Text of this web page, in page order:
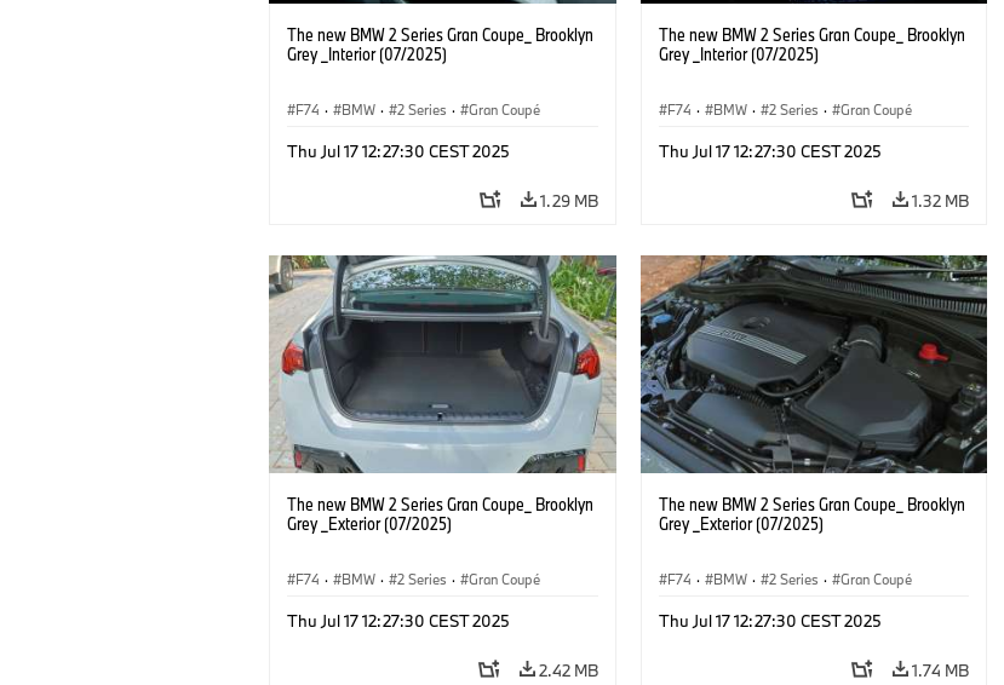
The new BMW 2 Series Gran Coupe_ Brooklyn
Grey _Interior (07/2025)
F74 · BMW · 2 Series · Gran Coupé
Thu Jul 17 12:27:30 CEST 2025
1.29 MB
The new BMW 2 Series Gran Coupe_ Brooklyn
Grey _Interior (07/2025)
F74 · BMW · 2 Series · Gran Coupé
Thu Jul 17 12:27:30 CEST 2025
1.32 MB
The new BMW 2 Series Gran Coupe_ Brooklyn
Grey _Exterior (07/2025)
F74 · BMW · 2 Series · Gran Coupé
Thu Jul 17 12:27:30 CEST 2025
2.42 MB
The new BMW 2 Series Gran Coupe_ Brooklyn
Grey _Exterior (07/2025)
F74 · BMW · 2 Series · Gran Coupé
Thu Jul 17 12:27:30 CEST 2025
1.74 MB